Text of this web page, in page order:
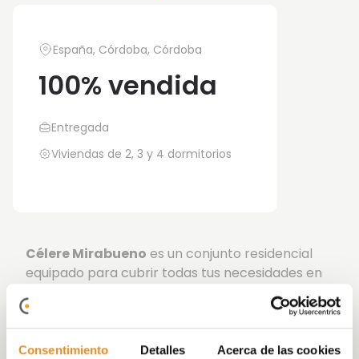
Consentimiento Detalles Acerca de las cookies
España, Córdoba, Córdoba
100% vendida
Entregada
Viviendas de 2, 3 y 4 dormitorios
Célere Mirabueno es un conjunto residencial
equipado para cubrir todas tus necesidades en
un espacio cómodo para ti y los tuyos, creando
un lugar idóneo donde vivir con tu familia.
Te ofrecemos una promoción de obra nueva en